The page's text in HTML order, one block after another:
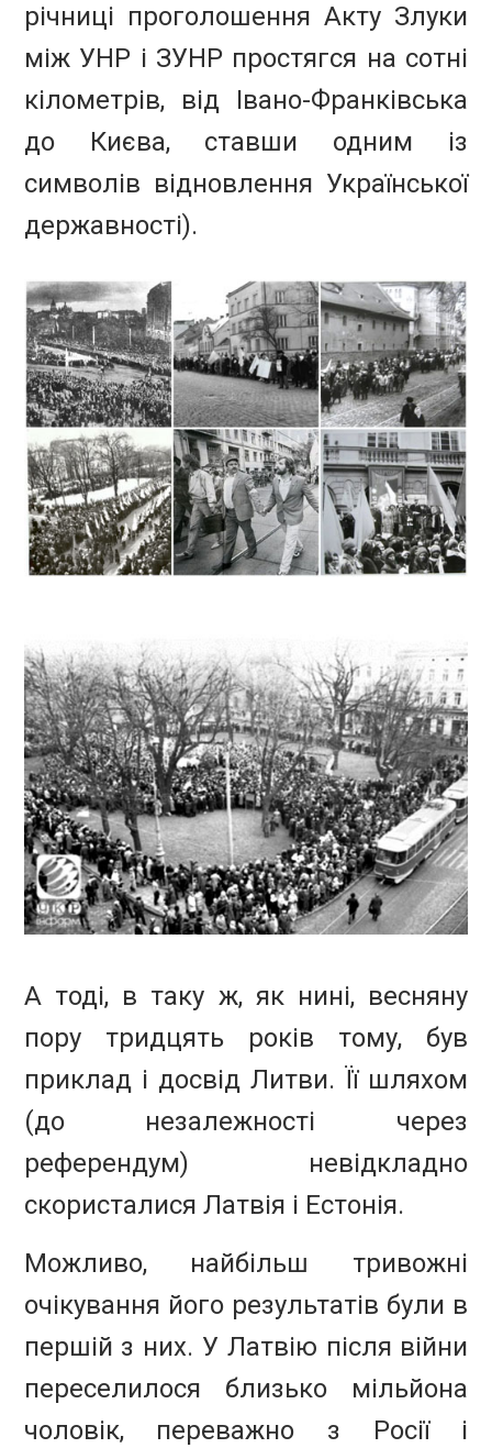
річниці проголошення Акту Злуки
між УНР і ЗУНР простягся на сотні
кілометрів, від Івано-Франківська
до Києва, ставши одним із
символів відновлення Української
державності).
А тоді, в таку ж, як нині, весняну
пору тридцять років тому, був
приклад і досвід Литви. Її шляхом
(до незалежності через
референдум) невідкладно
скористалися Латвія і Естонія.
Можливо, найбільш тривожні
очікування його результатів були в
першій з них. У Латвію після війни
переселилося близько мільйона
чоловік, переважно з Росії і